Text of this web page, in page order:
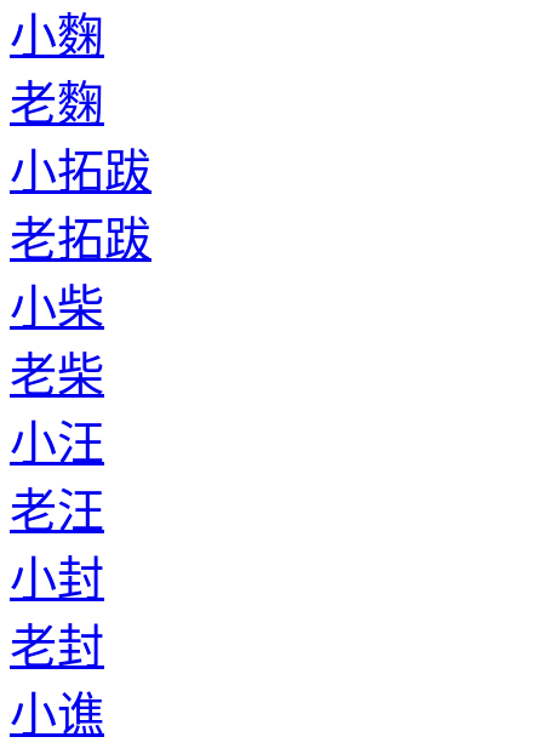
小麴
老麴
小拓跋
老拓跋
小柴
老柴
小汪
老汪
小封
老封
小谯